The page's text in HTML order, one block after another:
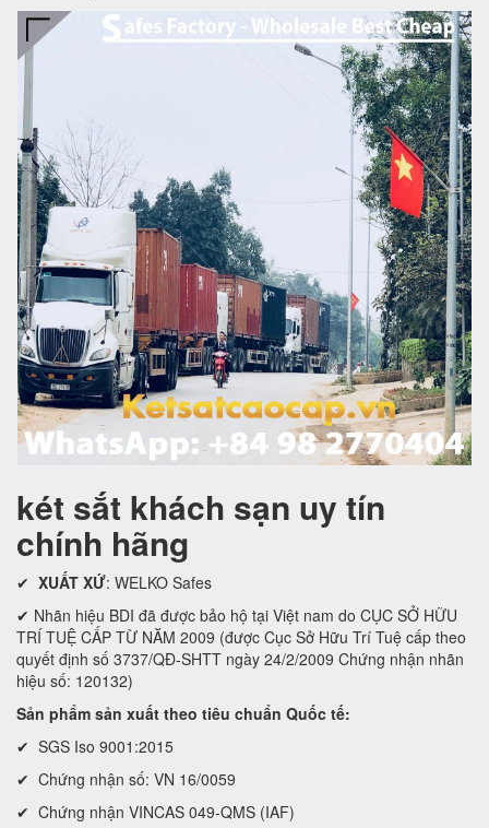
két sắt khách sạn uy tín
chính hãng
✔ XUẤT XỨ: WELKO Safes
✔ Nhãn hiệu BDI đã được bảo hộ tại Việt nam do CỤC SỞ HỮU
TRÍ TUỆ CẤP TỪ NĂM 2009 (được Cục Sở Hữu Trí Tuệ cấp theo
quyết định số 3737/QĐ-SHTT ngày 24/2/2009 Chứng nhận nhãn
hiệu số: 120132)
Sản phẩm sản xuất theo tiêu chuẩn Quốc tế:
✔ SGS Iso 9001:2015
✔ Chứng nhận số: VN 16/0059
✔ Chứng nhận VINCAS 049-QMS (IAF)